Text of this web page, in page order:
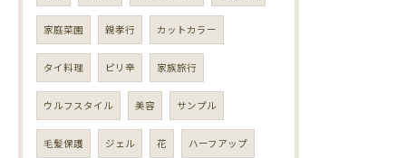
家庭菜園 親孝行 カットカラー
タイ料理 ピリ辛 家族旅行
ウルフスタイル 美容 サンプル
毛髪保護 ジェル 花 ハーフアップ